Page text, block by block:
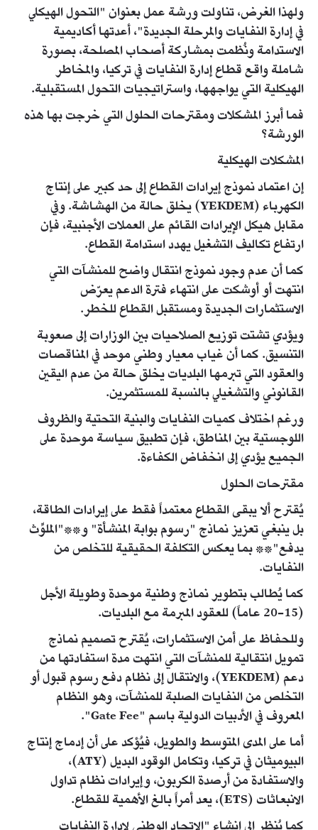
ولهذا الغرض، تناولت ورشة عمل بعنوان "التحول الهيكلي
في إدارة النفايات والمرحلة الجديدة"، أعدتها أكاديمية
الاستدامة ونُظمت بمشاركة أصحاب المصلحة، بصورة
شاملة واقع قطاع إدارة النفايات في تركيا، والمخاطر
الهيكلية التي يواجهها، واستراتيجيات التحول المستقبلية.
فما أبرز المشكلات ومقترحات الحلول التي خرجت بها هذه
الورشة؟
المشكلات الهيكلية
إن اعتماد نموذج إيرادات القطاع إلى حد كبير على إنتاج
الكهرباء (YEKDEM) يخلق حالة من الهشاشة. وفي
مقابل هيكل الإيرادات القائم على العملات الأجنبية، فإن
ارتفاع تكاليف التشغيل يهدد استدامة القطاع.
كما أن عدم وجود نموذج انتقال واضح للمنشآت التي
انتهت أو أوشكت على انتهاء فترة الدعم يعرّض
الاستثمارات الجديدة ومستقبل القطاع للخطر.
ويؤدي تشتت توزيع الصلاحيات بين الوزارات إلى صعوبة
التنسيق. كما أن غياب معيار وطني موحد في المناقصات
والعقود التي تبرمها البلديات يخلق حالة من عدم اليقين
القانوني والتشغيلي بالنسبة للمستثمرين.
ورغم اختلاف كميات النفايات والبنية التحتية والظروف
اللوجستية بين المناطق، فإن تطبيق سياسة موحدة على
الجميع يؤدي إلى انخفاض الكفاءة.
مقترحات الحلول
يُقترح ألا يبقى القطاع معتمداً فقط على إيرادات الطاقة،
بل ينبغي تعزيز نماذج "رسوم بوابة المنشأة" و**"الملوِّث
يدفع"** بما يعكس التكلفة الحقيقية للتخلص من
النفايات.
كما يُطالب بتطوير نماذج وطنية موحدة وطويلة الأجل
(15-20 عاماً) للعقود المبرمة مع البلديات.
وللحفاظ على أمن الاستثمارات، يُقترح تصميم نماذج
تمويل انتقالية للمنشآت التي انتهت مدة استفادتها من
دعم (YEKDEM)، والانتقال إلى نظام دفع رسوم قبول أو
التخلص من النفايات الصلبة للمنشآت، وهو النظام
المعروف في الأدبيات الدولية باسم "Gate Fee".
أما على المدى المتوسط والطويل، فيُؤكد على أن إدماج إنتاج
البيوميثان في تركيا، وتكامل الوقود البديل (ATY)،
والاستفادة من أرصدة الكربون، وإيرادات نظام تداول
الانبعاثات (ETS)، يعد أمراً بالغ الأهمية للقطاع.